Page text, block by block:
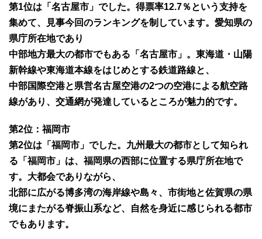
第1位は「名古屋市」でした。得票率12.7％という支持を
集めて、見事今回のランキングを制しています。愛知県の
県庁所在地であり
中部地方最大の都市でもある「名古屋市」。東海道・山陽
新幹線や東海道本線をはじめとする鉄道路線と、
中部国際空港と県営名古屋空港の2つの空港による航空路
線があり、交通網が発達しているところが魅力的です。
第2位：福岡市
第2位は「福岡市」でした。九州最大の都市として知られ
る「福岡市」は、福岡県の西部に位置する県庁所在地で
す。大都会でありながら、
北部に広がる博多湾の海岸線や島々、市街地と佐賀県の県
境にまたがる脊振山系など、自然を身近に感じられる都市
でもあります。